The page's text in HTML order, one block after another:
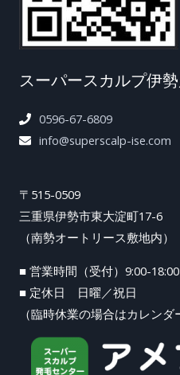
スーパースカルプ伊
0596-67-6809
info@superscalp-ise.com
〒515-0509
三重県伊勢市東大淀町17-6
（南勢オートリース敷地内）
■ 営業時間（受付）9:00-18:00
■ 定休日 日曜／祝日
（臨時休業の場合はカレンダ